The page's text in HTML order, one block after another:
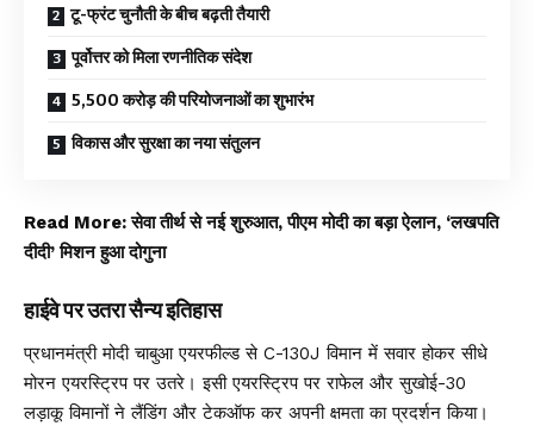
टू-फ्रंट चुनौती के बीच बढ़ती तैयारी
पूर्वोत्तर को मिला रणनीतिक संदेश
5,500 करोड़ की परियोजनाओं का शुभारंभ
विकास और सुरक्षा का नया संतुलन
Read More:सेवा तीर्थ से नई शुरुआत, पीएम मोदी का बड़ा ऐलान, ‘लखपति
दीदी’ मिशन हुआ दोगुना
हाईवे पर उतरा सैन्य इतिहास
प्रधानमंत्री मोदी चाबुआ एयरफील्ड से C-130J विमान में सवार होकर सीधे
मोरन एयरस्ट्रिप पर उतरे। इसी एयरस्ट्रिप पर राफेल और सुखोई-30
लड़ाकू विमानों ने लैंडिंग और टेकऑफ कर अपनी क्षमता का प्रदर्शन किया।